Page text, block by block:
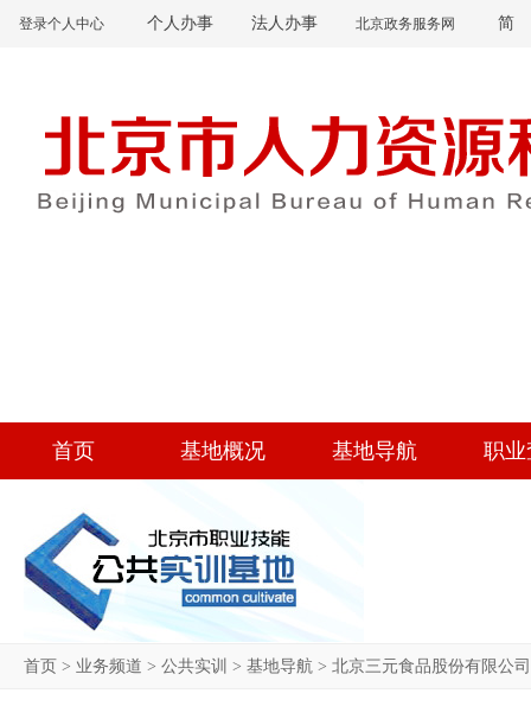
登录个人中心 个人办事 法人办事 北京政务服务网 简
首页 基地概况 基地导航 职业
首页 > 业务频道 > 公共实训 > 基地导航 > 北京三元食品股份有限公